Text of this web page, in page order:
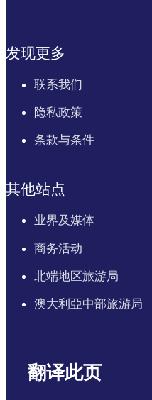
发现更多
联系我们
隐私政策
条款与条件
其他站点
业界及媒体
商务活动
北端地区旅游局
澳大利亞中部旅游局
翻译此页